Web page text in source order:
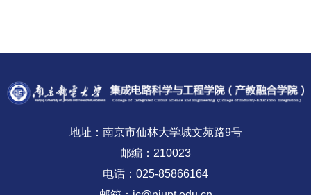
地址：南京市仙林大学城文苑路9号
邮编：210023
电话：025-85866164